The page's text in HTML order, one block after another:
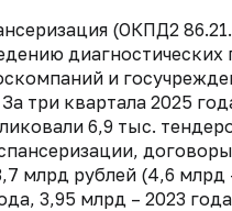
(ОКПД2
диагностических
и
три квартала 2025
6,9 тыс.
договоры
млрд рублей (4,6 млрд
3,95 млрд – 2023